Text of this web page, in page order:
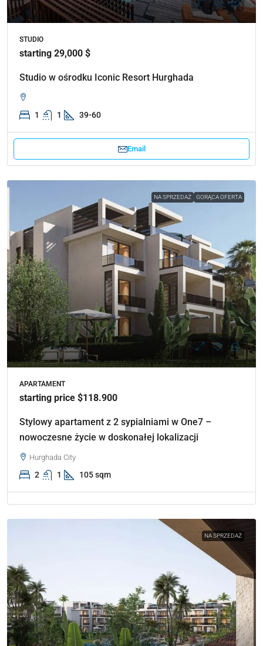
STUDIO
starting 29,000 $
Studio w ośrodku Iconic Resort Hurghada
1 1 39-60
Email
NA SPRZEDAŻ GORĄCA OFERTA
APARTAMENT
starting price $118.900
Stylowy apartament z 2 sypialniami w One7 –
nowoczesne życie w doskonałej lokalizacji
Hurghada City
2 1 105 sqm
NA SPRZEDAŻ